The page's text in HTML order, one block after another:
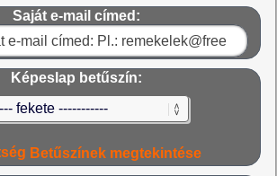
Saját e-mail címed:
Képeslap betűszín:
Betűszínek megtekintése